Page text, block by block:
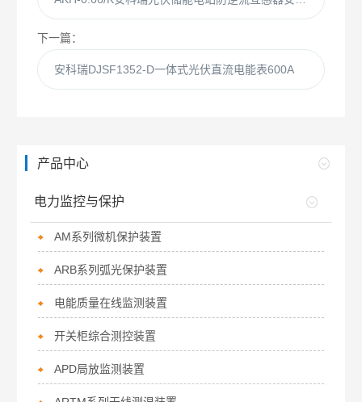
下一篇：
安科瑞DJSF1352-D一体式光伏直流电能表600A
产品中心
电力监控与保护
AM系列微机保护装置
ARB系列弧光保护装置
电能质量在线监测装置
开关柜综合测控装置
APD局放监测装置